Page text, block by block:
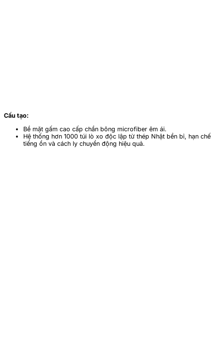
Cấu tạo:
Bề mặt gấm cao cấp chần bông microfiber êm ái.
Hệ thống hơn 1000 túi lò xo độc lập từ thép Nhật bền bỉ, hạn chế
tiếng ồn và cách ly chuyển động hiệu quả.